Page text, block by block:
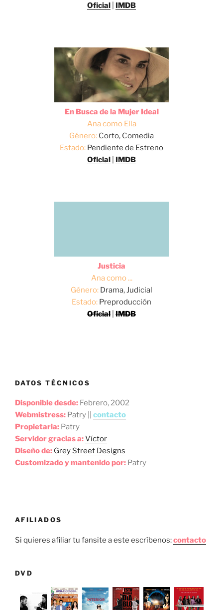
Oficial
IMDB
En Busca de la Mujer Ideal
Ana como Ella
Género: Corto, Comedia
Estado: Pendiente de Estreno
Oficial
IMDB
Justicia
Ana como ...
Género: Drama, Judicial
Estado: Preproducción
Oficial IMDB
DATOS TÉCNICOS
Disponible desde: Febrero, 2002
Webmistress: Patry || contacto
Propietaria: Patry
Servidor gracias a:Víctor
Diseño de: Grey Street Designs
Customizado y mantenido por: Patry
AFILIADOS
Si quieres afiliar tu fansite a este escríbenos:contacto
DVD